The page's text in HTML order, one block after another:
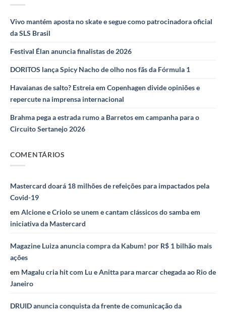
Vivo mantém aposta no skate e segue como patrocinadora oficial
da SLS Brasil
Festival Élan anuncia finalistas de 2026
DORITOS lança Spicy Nacho de olho nos fãs da Fórmula 1
Havaianas de salto? Estreia em Copenhagen divide opiniões e
repercute na imprensa internacional
Brahma pega a estrada rumo a Barretos em campanha para o
Circuito Sertanejo 2026
COMENTÁRIOS
Mastercard doará 18 milhões de refeições para impactados pela
Covid-19
em Alcione e Criolo se unem e cantam clássicos do samba em
iniciativa da Mastercard
Magazine Luiza anuncia compra da Kabum! por R$ 1 bilhão mais
ações
em Magalu cria hit com Lu e Anitta para marcar chegada ao Rio de
Janeiro
DRUID anuncia conquista da frente de comunicação da